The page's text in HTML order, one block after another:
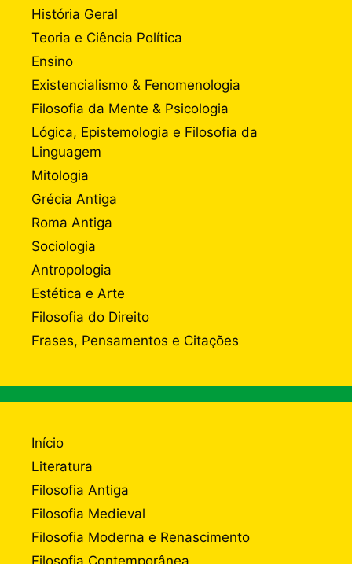
História Geral
Teoria e Ciência Política
Ensino
Existencialismo & Fenomenologia
Filosofia da Mente & Psicologia
Lógica, Epistemologia e Filosofia da
Linguagem
Mitologia
Grécia Antiga
Roma Antiga
Sociologia
Antropologia
Estética e Arte
Filosofia do Direito
Frases, Pensamentos e Citações
Início
Literatura
Filosofia Antiga
Filosofia Medieval
Filosofia Moderna e Renascimento
Filosofia Contemporânea